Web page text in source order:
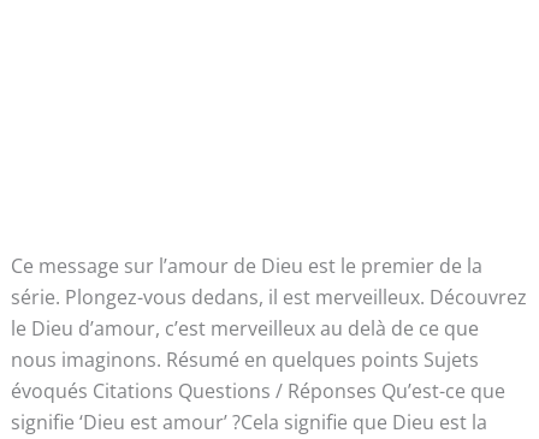
Ce message sur l’amour de Dieu est le premier de la
série. Plongez-vous dedans, il est merveilleux. Découvrez
le Dieu d’amour, c’est merveilleux au delà de ce que
nous imaginons. Résumé en quelques points Sujets
évoqués Citations Questions / Réponses Qu’est-ce que
signifie ‘Dieu est amour’ ?Cela signifie que Dieu est la